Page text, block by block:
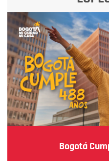
Bogotá